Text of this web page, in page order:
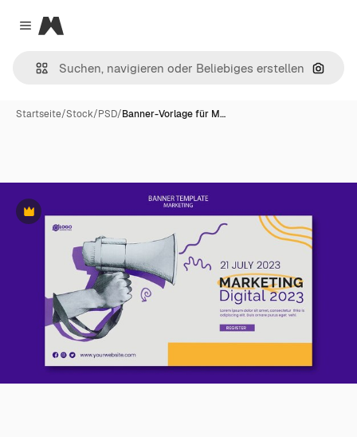
Close menu
Magnific
Nach
Startseite/Stock/PSD/Banner-Vorlage für M…
Premium